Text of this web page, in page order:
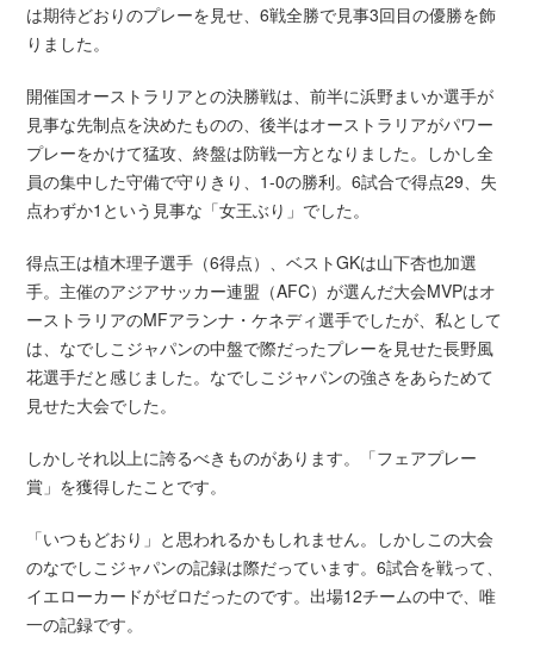
は期待どおりのプレーを見せ、6戦全勝で見事3回目の優勝を飾
りました。
開催国オーストラリアとの決勝戦は、前半に浜野まいか選手が
見事な先制点を決めたものの、後半はオーストラリアがパワー
プレーをかけて猛攻、終盤は防戦一方となりました。しかし全
員の集中した守備で守りきり、1-0の勝利。6試合で得点29、失
点わずか1という見事な「女王ぶり」でした。
得点王は植木理子選手（6得点）、ベストGKは山下杏也加選
手。主催のアジアサッカー連盟（AFC）が選んだ大会MVPはオ
ーストラリアのMFアランナ・ケネディ選手でしたが、私として
は、なでしこジャパンの中盤で際だったプレーを見せた長野風
花選手だと感じました。なでしこジャパンの強さをあらためて
見せた大会でした。
しかしそれ以上に誇るべきものがあります。「フェアプレー
賞」を獲得したことです。
「いつもどおり」と思われるかもしれません。しかしこの大会
のなでしこジャパンの記録は際だっています。6試合を戦って、
イエローカードがゼロだったのです。出場12チームの中で、唯
一の記録です。